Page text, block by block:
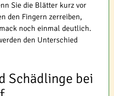
Sie die Blätter kurz vor
den Fingern zerreiben,
noch einmal deutlich.
den Unterschied
Schädlinge bei